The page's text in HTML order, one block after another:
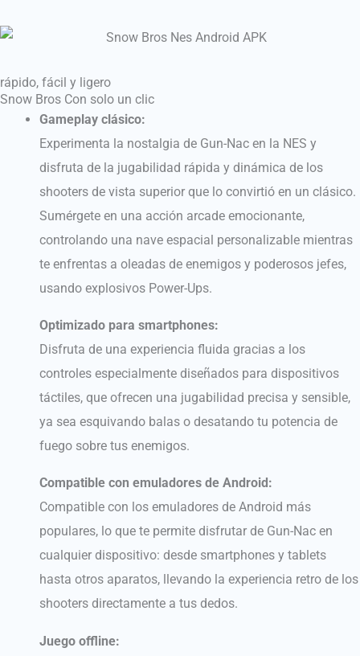
rápido, fácil y ligero
Snow Bros Con solo un clic
Gameplay clásico:
Experimenta la nostalgia de Gun-Nac en la NES y
disfruta de la jugabilidad rápida y dinámica de los
shooters de vista superior que lo convirtió en un clásico.
Sumérgete en una acción arcade emocionante,
controlando una nave espacial personalizable mientras
te enfrentas a oleadas de enemigos y poderosos jefes,
usando explosivos Power-Ups.
Optimizado para smartphones:
Disfruta de una experiencia fluida gracias a los
controles especialmente diseñados para dispositivos
táctiles, que ofrecen una jugabilidad precisa y sensible,
ya sea esquivando balas o desatando tu potencia de
fuego sobre tus enemigos.
Compatible con emuladores de Android:
Compatible con los emuladores de Android más
populares, lo que te permite disfrutar de Gun-Nac en
cualquier dispositivo: desde smartphones y tablets
hasta otros aparatos, llevando la experiencia retro de los
shooters directamente a tus dedos.
Juego offline: